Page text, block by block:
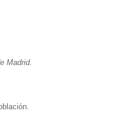
Madrid.